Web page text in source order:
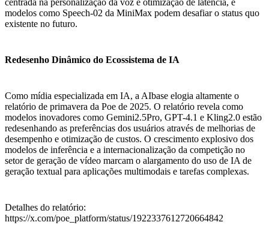
centrada na personalização da voz e otimização de latência, e
modelos como Speech-02 da MiniMax podem desafiar o status quo
existente no futuro.
Redesenho Dinâmico do Ecossistema de IA
Como mídia especializada em IA, a AIbase elogia altamente o
relatório de primavera da Poe de 2025. O relatório revela como
modelos inovadores como Gemini2.5Pro, GPT-4.1 e Kling2.0 estão
redesenhando as preferências dos usuários através de melhorias de
desempenho e otimização de custos. O crescimento explosivo dos
modelos de inferência e a internacionalização da competição no
setor de geração de vídeo marcam o alargamento do uso de IA de
geração textual para aplicações multimodais e tarefas complexas.
Detalhes do relatório:
https://x.com/poe_platform/status/1922337612720664842